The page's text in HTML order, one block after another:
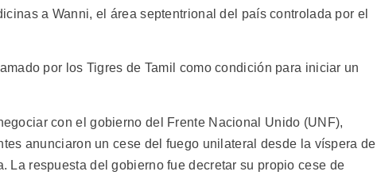
a Wanni, el área septentrional del país controlada por el
por los Tigres de Tamil como condición para iniciar un
con el gobierno del Frente Nacional Unido (UNF),
anunciaron un cese del fuego unilateral desde la víspera de
La respuesta del gobierno fue decretar su propio cese de